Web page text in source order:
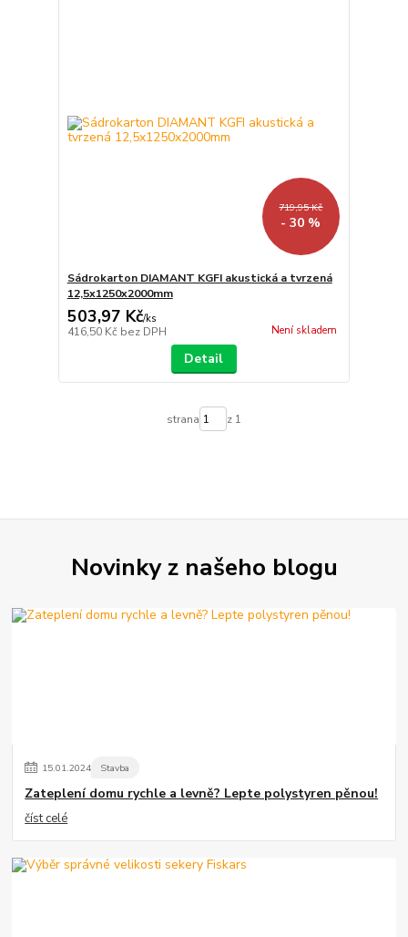
719,95 Kč
- 30 %
Sádrokarton DIAMANT KGFI akustická a tvrzená
12,5x1250x2000mm
503,97 Kč/ks
416,50 Kč bez DPH Není skladem
Detail
strana z 1
Novinky z našeho blogu
15.01.2024 Stavba
Zateplení domu rychle a levně? Lepte polystyren pěnou!
číst celé